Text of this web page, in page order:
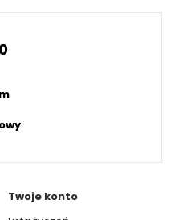
Twoje konto